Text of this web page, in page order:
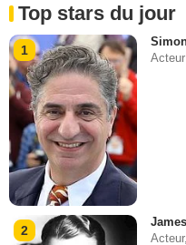
Top stars du jour
1
Acteur
2